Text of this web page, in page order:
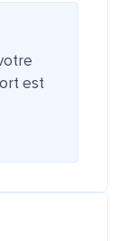
est